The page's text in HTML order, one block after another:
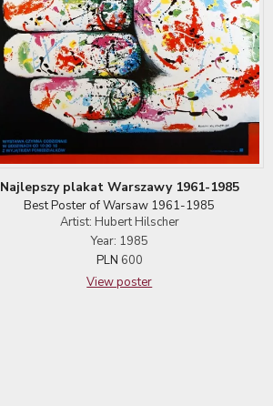
Najlepszy plakat Warszawy 1961-1985
Best Poster of Warsaw 1961-1985
Artist: Hubert Hilscher
Year: 1985
PLN 600
View poster